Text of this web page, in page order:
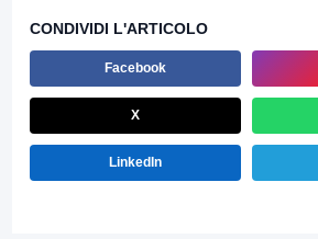
CONDIVIDI L'ARTICOLO
Facebook
X
LinkedIn